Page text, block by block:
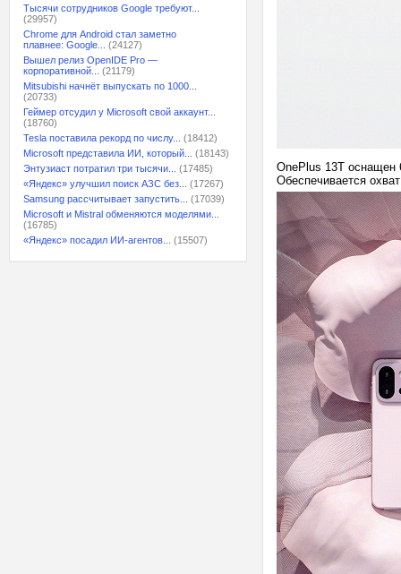
Тысячи сотрудников Google требуют...
(29957)
Chrome для Android стал заметно
плавнее: Google...
(24127)
Вышел релиз OpenIDE Pro —
корпоративной...
(21179)
Mitsubishi начнёт выпускать по 1000...
(20733)
Геймер отсудил у Microsoft свой аккаунт...
(18760)
Tesla поставила рекорд по числу...
(18412)
Microsoft представила ИИ, который...
(18143)
Энтузиаст потратил три тысячи...
(17485)
«Яндекс» улучшил поиск АЗС без...
(17267)
Samsung рассчитывает запустить...
(17039)
Microsoft и Mistral обменяются моделями...
(16785)
«Яндекс» посадил ИИ-агентов...
(15507)
OnePlus 13T оснащен
Обеспечивается